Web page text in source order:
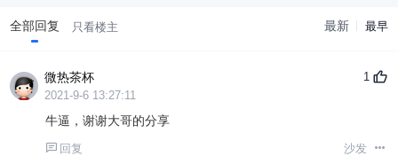
全部回复 只看楼主 最新 最早
微热茶杯
2021-9-6 13:27:11
1
牛逼，谢谢大哥的分享
回复 沙发